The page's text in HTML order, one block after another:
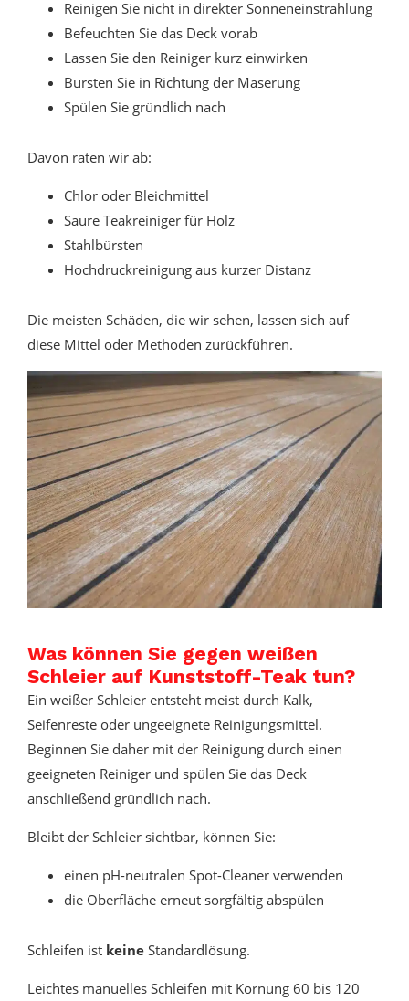
Reinigen Sie nicht in direkter Sonneneinstrahlung
Befeuchten Sie das Deck vorab
Lassen Sie den Reiniger kurz einwirken
Bürsten Sie in Richtung der Maserung
Spülen Sie gründlich nach
Davon raten wir ab:
Chlor oder Bleichmittel
Saure Teakreiniger für Holz
Stahlbürsten
Hochdruckreinigung aus kurzer Distanz
Die meisten Schäden, die wir sehen, lassen sich auf
diese Mittel oder Methoden zurückführen.
Was können Sie gegen weißen
Schleier auf Kunststoff-Teak tun?
Ein weißer Schleier entsteht meist durch Kalk,
Seifenreste oder ungeeignete Reinigungsmittel.
Beginnen Sie daher mit der Reinigung durch einen
geeigneten Reiniger und spülen Sie das Deck
anschließend gründlich nach.
Bleibt der Schleier sichtbar, können Sie:
einen pH-neutralen Spot-Cleaner verwenden
die Oberfläche erneut sorgfältig abspülen
Schleifen ist keine Standardlösung.
Leichtes manuelles Schleifen mit Körnung 60 bis 120